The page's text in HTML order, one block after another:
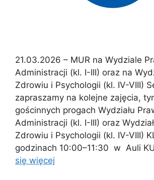
21.03.2026 – MUR na Wydziale
Administracji (kl. I-III) oraz na
Zdrowiu i Psychologii (kl. IV-VIII)
zapraszamy na kolejne zajęcia,
gościnnych progach Wydziału
Administracji (kl. I-III) oraz
Zdrowiu i Psychologii (kl. IV-VIII)
godzinach 10:00–11:30 w Auli
się więcej